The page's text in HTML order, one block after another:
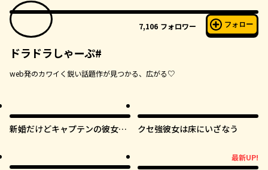
7,106 フォロワー フォロー
ドラドラしゃーぷ#
web発のカワイく鋭い話題作が見つかる、広がる♡
新婚だけどキャプテンの彼女と
クセ強彼女は床にいざなう
最新UP!